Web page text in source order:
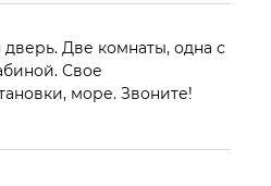
Две комнаты, одна с
Свое
море. Звоните!